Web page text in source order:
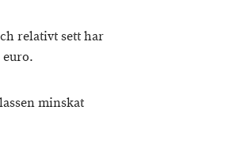
relativt sett har
euro.
minskat